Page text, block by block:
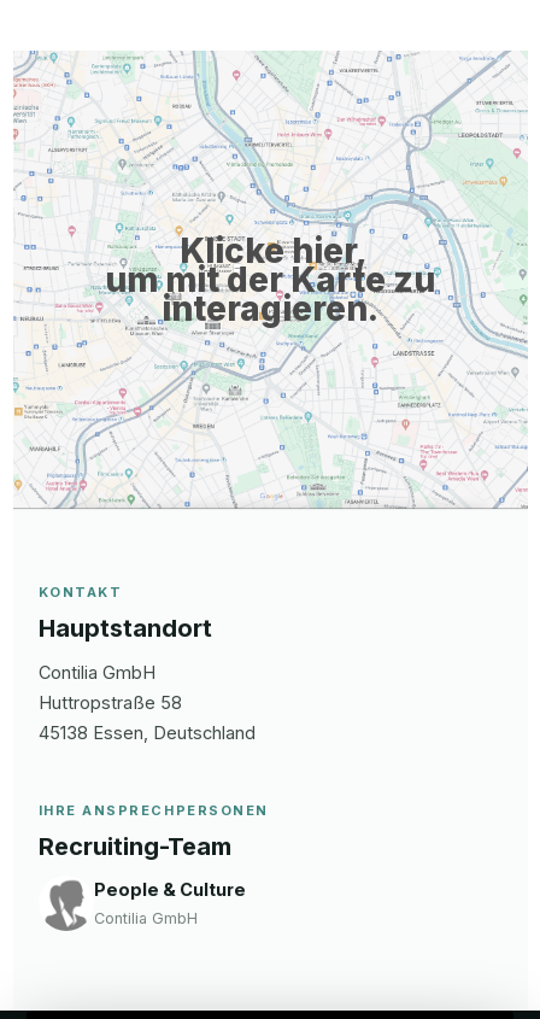
Aufklärungsgespräche durch, veranlassen weiterführende
Diagnostik wie Labor- und Sonografieuntersuchungen und
bewerten Befunde leitliniengerecht. Qualität sicherstellen – Sie
gewährleisten eine sorgfältige medizinische Dokumentation
sowie die Einhaltung geltender Qualitäts-, Hygiene- und ...
Klicke hier,
um mit der Karte zu
interagieren.
KONTAKT
Hauptstandort
Contilia GmbH
Huttropstraße 58
45138 Essen , Deutschland
IHRE ANSPRECHPERSONEN
Recruiting-Team
People & Culture
Contilia GmbH